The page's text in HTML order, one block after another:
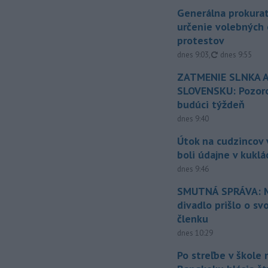
Generálna
určenie volebných
protestov
dnes 9:03, aktualizované
dnes 9:55
ZATMENIE SLNKA
SLOVENSKU:
budúci týždeň
dnes 9:40
Útok na
boli údajne v
dnes 9:46
SMUTNÁ
divadlo prišlo o
členku
dnes 10:29
Po streľbe v škole